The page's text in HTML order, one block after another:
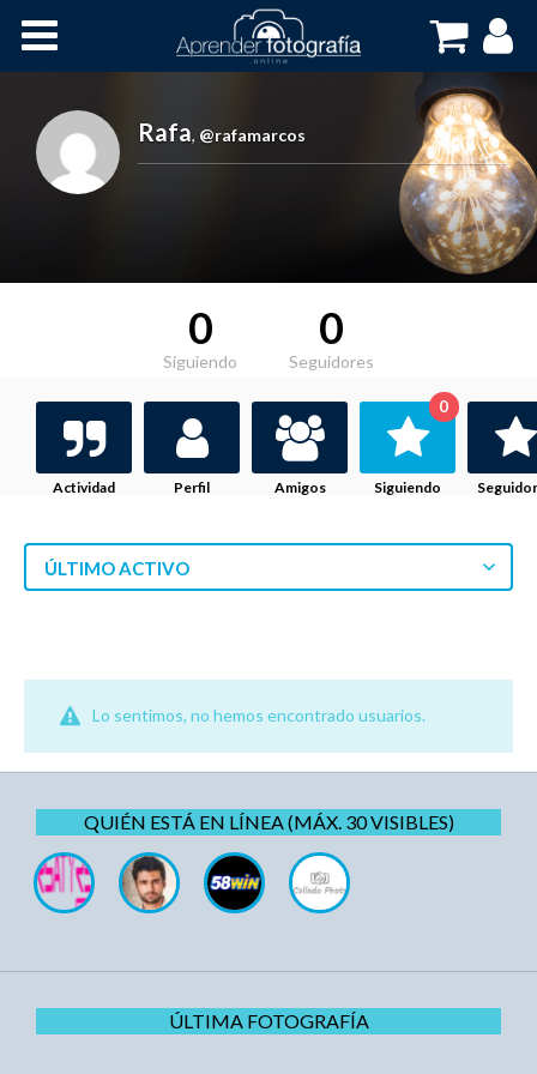
Cursos OnLine
Rafa, @rafamarcos
0
Siguiendo
0
Seguidores
Actividad Perfil Amigos Siguiendo
0
ÚLTIMO ACTIVO
Lo sentimos, no hemos encontrado usuarios.
QUIÉN ESTÁ EN LÍNEA (MÁX. 30 VISIBLES)
ÚLTIMA FOTOGRAFÍA